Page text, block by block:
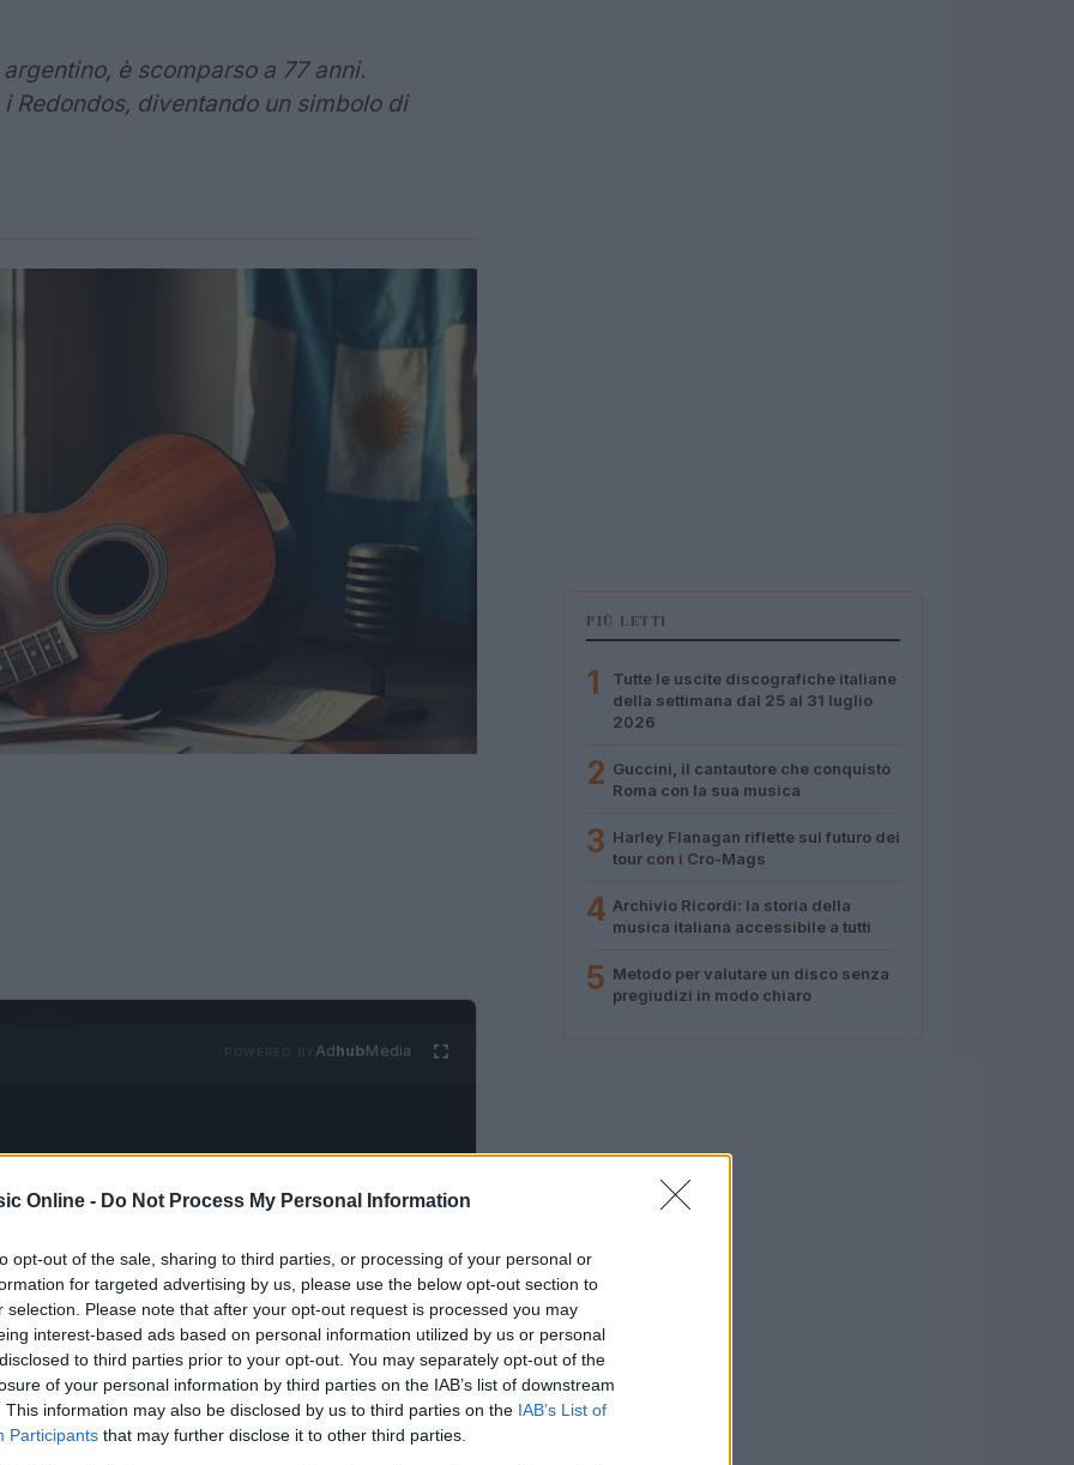
Online - Do Not Process My Personal Information
opt-out of the sale, sharing to third parties, or processing of your personal or
for targeted advertising by us, please use the below opt-out section to
selection. Please note that after your opt-out request is processed you may
interest-based ads based on personal information utilized by us or personal
to third parties prior to your opt-out. You may separately opt-out of the
of your personal information by third parties on the IAB’s list of downstream
This information may also be disclosed by us to third parties on the IAB’s List of
Participants that may further disclose it to other third parties.
è scomparso a 77 anni.
Redondos, diventando un simbolo di
AdhubMedia
per la scomparsa diCarlos Alberto
bandPatricio Rey y sus
conosciuti comeLos Redondos. Solari è
diItuzaingóa circa 30 chilometri daBuenos
PIÙ LETTI
1
Tutte le uscite discografiche italiane
della settimana dal 25 al 31 luglio
2026
2 Guccini, il cantautore che conquistò
Roma con la sua musica
3 Harley Flanagan riflette sul futuro dei
tour con i Cro-Mags
4 Archivio Ricordi: la storia della
musica italiana accessibile a tutti
5 Metodo per valutare un disco senza
pregiudizi in modo chiaro